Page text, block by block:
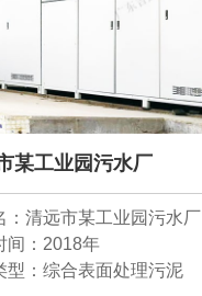
某工业园污水厂
：清远市某工业园污水厂
间：2018年
型：综合表面处理污泥